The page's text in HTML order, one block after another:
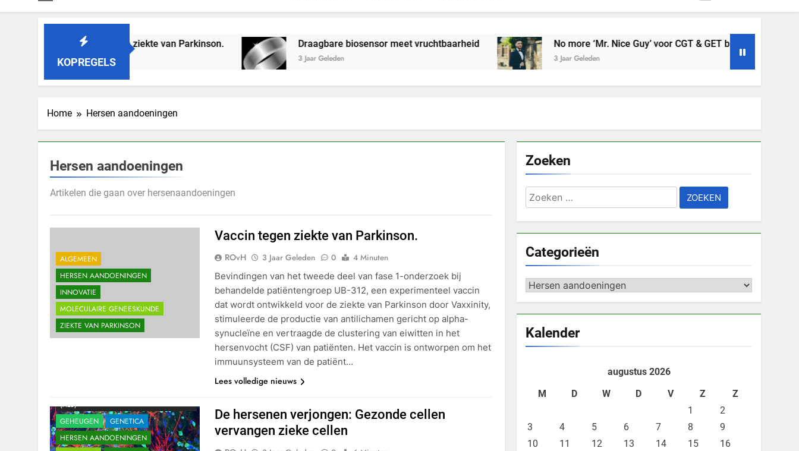
KOPREGELS
Vaccin tegen ziekte van Parkinson. Draagbare biosensor meet vruchtbaarheid
3 Jaar Geleden
No more ‘Mr. Nice Guy’ voor CGT & GET bij ME/CVS
3 Jaar Geleden
Home Hersen aandoeningen
Hersen aandoeningen
Artikelen die gaan over hersenaandoeningen
ALGEMEEN
HERSEN AANDOENINGEN
INNOVATIE
MOLECULAIRE GENEESKUNDE
ZIEKTE VAN PARKINSON
Vaccin tegen ziekte van Parkinson.
ROvH 3 Jaar Geleden 0
4 Minuten
Bevindingen van het tweede deel van fase 1-onderzoek bij
behandelde patiëntengroep UB-312, een experimenteel vaccin
dat wordt ontwikkeld voor de ziekte van Parkinson door Vaxxinity,
stimuleerde de productie van antilichamen gericht op alpha-
synucleïne en vertraagde de clustering van eiwitten in het
hersenvocht (CSF) van patiënten. Het vaccin is ontworpen om het
immuunsysteem van de patiënt…
Lees volledige nieuws
(ALS)
GEHEUGEN
GENETICA
HERSEN AANDOENINGEN
De hersenen verjongen: Gezonde cellen
vervangen zieke cellen
Zoeken
Zoeken
naar:
Categorieën
Categorieën
Kalender
augustus 2026
M
D W D V Z
Z
1
2
3
4 5 6 7 8
9
10
11 12 13 14 15
16